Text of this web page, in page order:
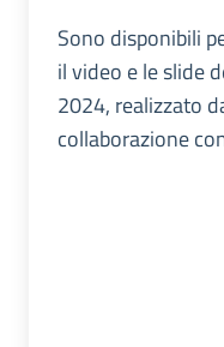
Sono disponibili
il video e le slide
2024, realizzato
collaborazione